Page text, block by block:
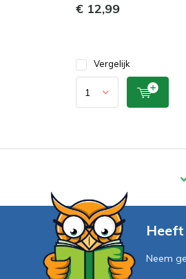
€ 12,99
Vergelijk
Heeft
Neem